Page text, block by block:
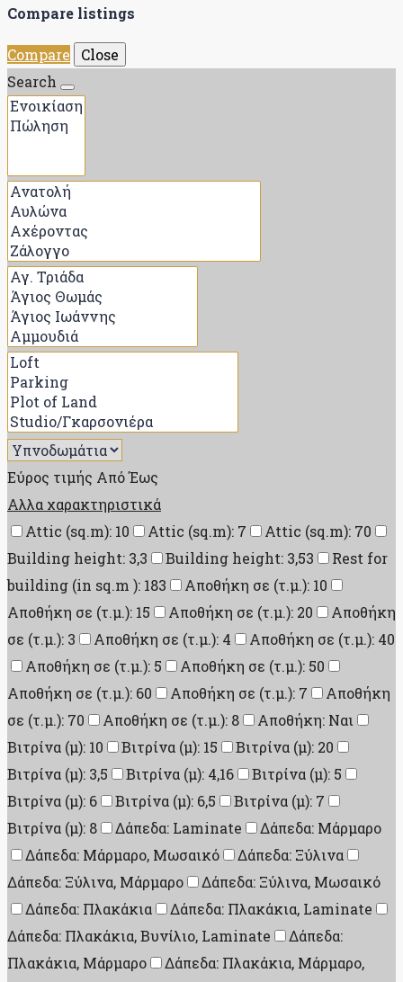
Compare listings
Compare
Close
Search
Εύρος τιμής ΑπόΈως
Αλλα χαρακτηριστικά
Attic (sq.m): 10
Attic (sq.m): 7
Attic (sq.m): 70
Building height: 3,3
Building height: 3,53
Rest for
building (in sq.m ): 183
Αποθήκη σε (τ.μ.): 10
Αποθήκη σε (τ.μ.): 15
Αποθήκη σε (τ.μ.): 20
Αποθήκη
σε (τ.μ.): 3
Αποθήκη σε (τ.μ.): 4
Αποθήκη σε (τ.μ.): 40
Αποθήκη σε (τ.μ.): 5
Αποθήκη σε (τ.μ.): 50
Αποθήκη σε (τ.μ.): 60
Αποθήκη σε (τ.μ.): 7
Αποθήκη
σε (τ.μ.): 70
Αποθήκη σε (τ.μ.): 8
Αποθήκη: Ναι
Βιτρίνα (μ): 10
Βιτρίνα (μ): 15
Βιτρίνα (μ): 20
Βιτρίνα (μ): 3,5
Βιτρίνα (μ): 4,16
Βιτρίνα (μ): 5
Βιτρίνα (μ): 6
Βιτρίνα (μ): 6,5
Βιτρίνα (μ): 7
Βιτρίνα (μ): 8
Δάπεδα: Laminate
Δάπεδα: Μάρμαρο
Δάπεδα: Μάρμαρο, Μωσαικό
Δάπεδα: Ξύλινα
Δάπεδα: Ξύλινα, Μάρμαρο
Δάπεδα: Ξύλινα, Μωσαικό
Δάπεδα: Πλακάκια
Δάπεδα: Πλακάκια, Laminate
Δάπεδα: Πλακάκια, Βυνίλιο, Laminate
Δάπεδα:
Πλακάκια, Μάρμαρο
Δάπεδα: Πλακάκια, Μάρμαρο,